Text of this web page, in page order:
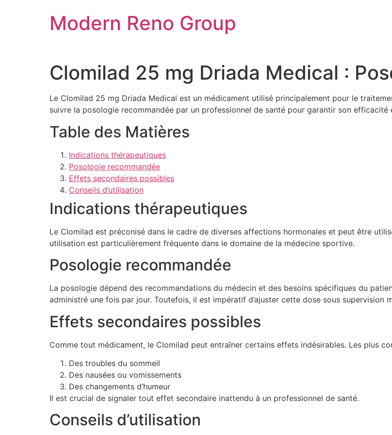
Modern Reno Group
Clomilad 25 mg Driada Medical :
Le Clomilad 25 mg Driada Medical est un médicament utilisé principalement pour le
suivre la posologie recommandée par un professionnel de santé pour garantir son
Table des Matières
Indications thérapeutiques
Posologie recommandée
Effets secondaires possibles
Conseils d’utilisation
Indications thérapeutiques
Le Clomilad est préconisé dans le cadre de diverses affections hormonales et peut être
utilisation est particulièrement fréquente dans le domaine de la médecine sportive.
Posologie recommandée
La posologie dépend des recommandations du médecin et des besoins spécifiques du
administré une fois par jour. Toutefois, il est impératif d’ajuster cette dose sous supervision
Effets secondaires possibles
Comme tout médicament, le Clomilad peut entraîner certains effets indésirables. Les plus
Des troubles du sommeil
Des nausées ou vomissements
Des changements d’humeur
Il est crucial de signaler tout effet secondaire inattendu à un professionnel de santé.
Conseils d’utilisation